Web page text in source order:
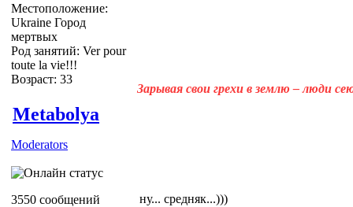
Местоположение:
Ukraine Город
мертвых
Род занятий: Ver pour
toute la vie!!!
Возраст: 33
Зарывая свои грехи в землю – люди
Metabolya
Moderators
3550 сообщений ну... средняк...)))